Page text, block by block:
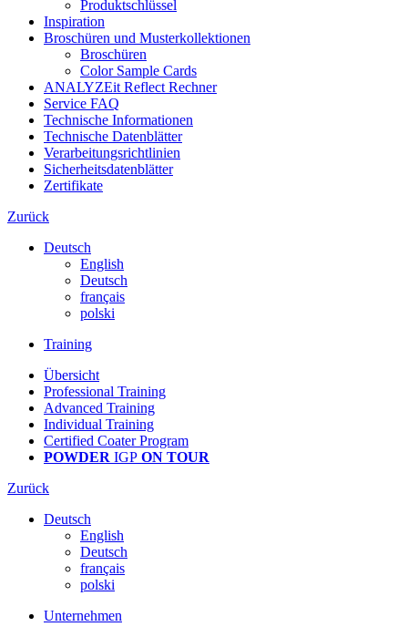
Produktschlüssel
Inspiration
Broschüren und Musterkollektionen
Broschüren
Color Sample Cards
ANALYZEit Reflect Rechner
Service FAQ
Technische Informationen
Technische Datenblätter
Verarbeitungsrichtlinien
Sicherheitsdatenblätter
Zertifikate
Zurück
Deutsch
English
Deutsch
français
polski
Training
Übersicht
Professional Training
Advanced Training
Individual Training
Certified Coater Program
POWDER IGP ON TOUR
Zurück
Deutsch
English
Deutsch
français
polski
Unternehmen